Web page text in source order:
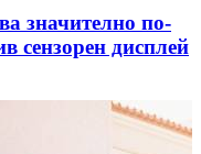
значително по-
сензорен дисплей